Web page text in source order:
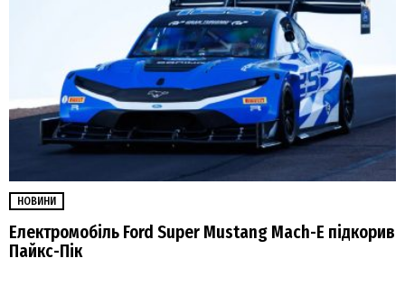
НОВИНИ
Електромобіль Ford Super Mustang Mach-E підкорив
Пайкс-Пік